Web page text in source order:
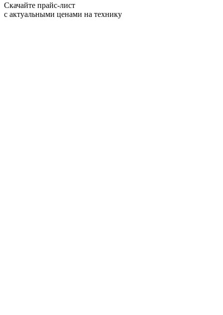
Скачайте прайс-лист
с актуальными ценами на технику